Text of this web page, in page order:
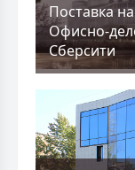
Поставка
Офисно-
Сберсити